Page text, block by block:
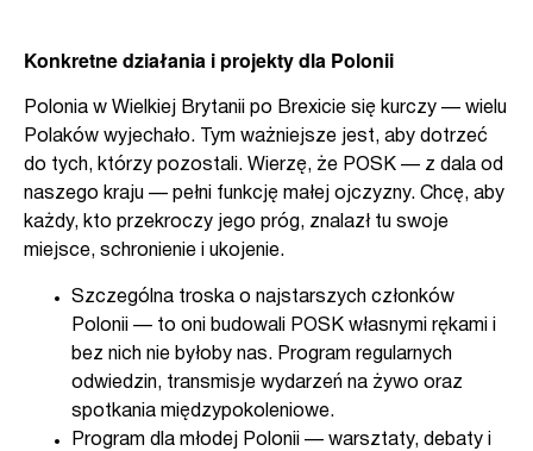
Konkretne działania i projekty dla Polonii
Polonia w Wielkiej Brytanii po Brexicie się kurczy — wielu
Polaków wyjechało. Tym ważniejsze jest, aby dotrzeć
do tych, którzy pozostali. Wierzę, że POSK — z dala od
naszego kraju — pełni funkcję małej ojczyzny. Chcę, aby
każdy, kto przekroczy jego próg, znalazł tu swoje
miejsce, schronienie i ukojenie.
Szczególna troska o najstarszych członków
Polonii — to oni budowali POSK własnymi rękami i
bez nich nie byłoby nas. Program regularnych
odwiedzin, transmisje wydarzeń na żywo oraz
spotkania międzypokoleniowe.
Program dla młodej Polonii — warsztaty, debaty i